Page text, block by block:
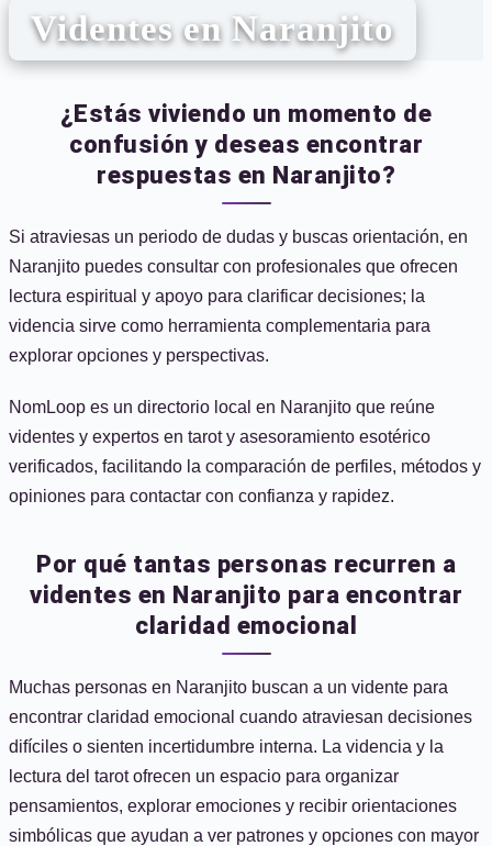
Videntes en Naranjito
¿Estás viviendo un momento de
confusión y deseas encontrar
respuestas en Naranjito?
Si atraviesas un periodo de dudas y buscas orientación, en
Naranjito puedes consultar con profesionales que ofrecen
lectura espiritual y apoyo para clarificar decisiones; la
videncia sirve como herramienta complementaria para
explorar opciones y perspectivas.
NomLoop es un directorio local en Naranjito que reúne
videntes y expertos en tarot y asesoramiento esotérico
verificados, facilitando la comparación de perfiles, métodos y
opiniones para contactar con confianza y rapidez.
Por qué tantas personas recurren a
videntes en Naranjito para encontrar
claridad emocional
Muchas personas en Naranjito buscan a un vidente para
encontrar claridad emocional cuando atraviesan decisiones
difíciles o sienten incertidumbre interna. La videncia y la
lectura del tarot ofrecen un espacio para organizar
pensamientos, explorar emociones y recibir orientaciones
simbólicas que ayudan a ver patrones y opciones con mayor